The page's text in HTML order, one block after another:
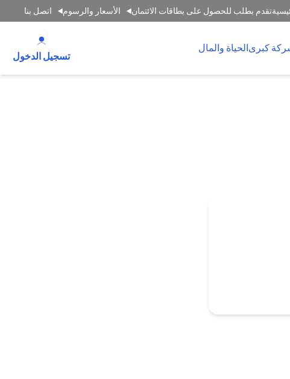
تقدم بطلب للحصول على بطاقات الائتمان الأسعار والرسوم اتصل بنا
كبرىالحياة والمال
تسجيل الدخول